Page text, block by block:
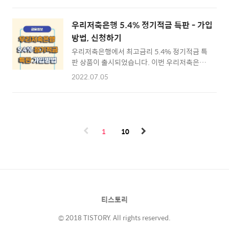
월요일 오전 10시부터 판매를 시작한다는 소식
입니다. 판매기간은 10만명 한도로 선착순 가입
이 가능하며,..
서나 제한없이 가입 신청이 가능한 상품입니다.
특판 상품은 한시적으로 판매되는 특성을 가지
고 있기 때문에 빠르게 가입하시는 것을 권장드
리며 BNK저축은행 정기예금 특판 상품안내 및
가입 신청방법에 대하여 알아보도록 하겠습니
다. ※ [목차] BNK저축은행 3.7% 정기예금 특
대금리 3.7% 정기예..
우리저축은행 5.4% 정기적금 특판 - 가입
방법, 신청하기
우리저축은행에서 최고금리 5.4% 정기적금 특
판 상품이 출시되었습니다. 이번 우리저축은행
특판적금 "우리E음정기적금" 은 영업지점 창구
우리저축은행 5.4% 정기적금 특판 ⊙ 1. 정기
적금 알아보기 ☜ ⊙ 2. 정기적금 준비하기 ☜
기간은 777좌 한도 소진시 까지 진행이되며 한
도소진시 가입하실 수 없으니 참..
2022.07.05
1 10
티스토리
© 2018 TISTORY. All rights reserved.